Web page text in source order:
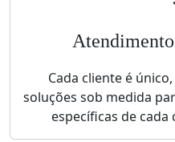
Cada cliente é
soluções sob medida
específicas de cada